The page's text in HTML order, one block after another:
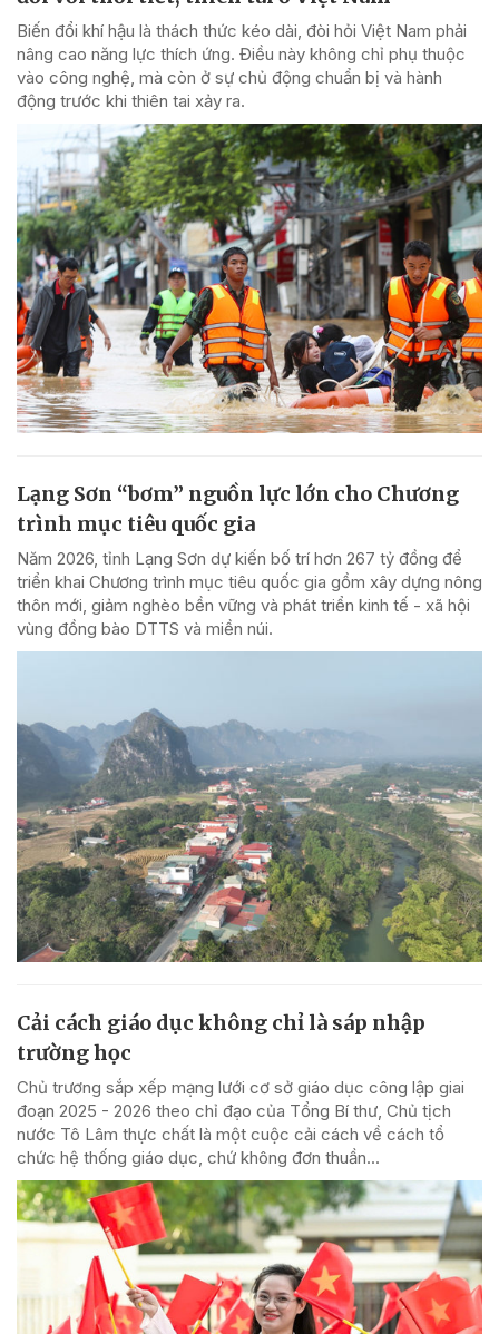
Biến đổi khí hậu là thách thức kéo dài, đòi hỏi Việt Nam phải
nâng cao năng lực thích ứng. Điều này không chỉ phụ thuộc
vào công nghệ, mà còn ở sự chủ động chuẩn bị và hành
động trước khi thiên tai xảy ra.
Lạng Sơn “bơm” nguồn lực lớn cho Chương
trình mục tiêu quốc gia
Năm 2026, tỉnh Lạng Sơn dự kiến bố trí hơn 267 tỷ đồng để
triển khai Chương trình mục tiêu quốc gia gồm xây dựng nông
thôn mới, giảm nghèo bền vững và phát triển kinh tế - xã hội
vùng đồng bào DTTS và miền núi.
Cải cách giáo dục không chỉ là sáp nhập
trường học
Chủ trương sắp xếp mạng lưới cơ sở giáo dục công lập giai
đoạn 2025 - 2026 theo chỉ đạo của Tổng Bí thư, Chủ tịch
nước Tô Lâm thực chất là một cuộc cải cách về cách tổ
chức hệ thống giáo dục, chứ không đơn thuần...